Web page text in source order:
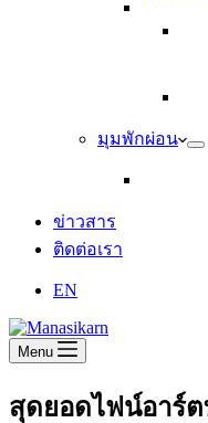
มุมพักผ่อน
ข่าวสาร
ติดต่อเรา
EN
Menu
สุดยอดไฟน์อาร์